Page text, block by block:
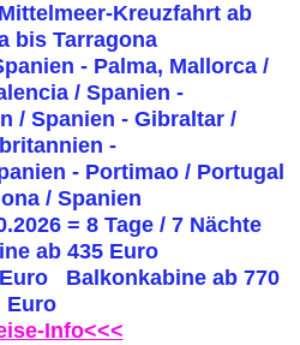
Kreuzfahrt ab
bis Tarragona
- Palma, Mallorca /
/ Spanien -
/ Spanien - Gibraltar /
-
- Portimao / Portugal
/ Spanien
= 8 Tage / 7 Nächte
ab 435 Euro
Balkonkabine ab 770
Euro
Info<<<